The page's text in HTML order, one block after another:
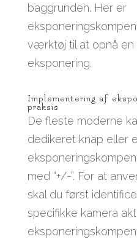
baggrunden. Her er
værktøj til at opnå en
eksponering.
Implementering af
praksis
De fleste moderne
dedikeret knap eller
med “+/-”. For at
skal du først
specifikke kamera